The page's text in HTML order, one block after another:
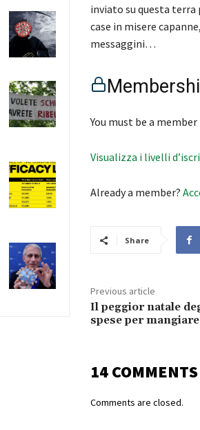
inviato su questa
case in misere
messaggini…
You must be a
Visualizza i livelli
Already a member?
Share
Previous article
Il peggior natale
spese per
14 COMMENTS
Comments are closed.